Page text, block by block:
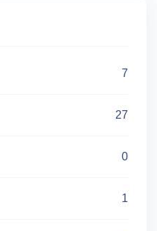
7
27
0
1